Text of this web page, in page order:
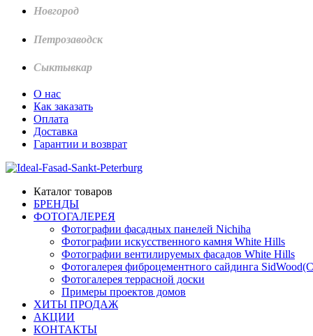
Новгород
Петрозаводск
Сыктывкар
О нас
Как заказать
Оплата
Доставка
Гарантии и возврат
Каталог товаров
БРЕНДЫ
ФОТОГАЛЕРЕЯ
Фотографии фасадных панелей Nichiha
Фотографии искусственного камня White Hills
Фотографии вентилируемых фасадов White Hills
Фотогалерея фиброцементного сайдинга
Фотогалерея террасной доски
Примеры проектов домов
ХИТЫ ПРОДАЖ
АКЦИИ
КОНТАКТЫ